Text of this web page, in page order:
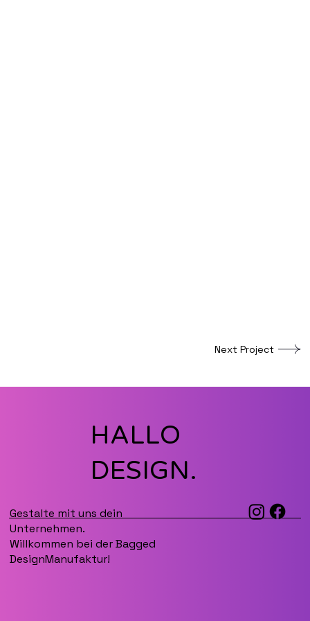
Next Project
Gestalte mit uns dein
Unternehmen.
Willkommen bei der Bagged
DesignManufaktur!
HALLO
DESIGN.